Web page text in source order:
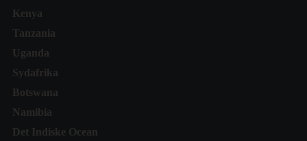
Kenya
Tanzania
Uganda
Sydafrika
Botswana
Namibia
Det Indiske Ocean